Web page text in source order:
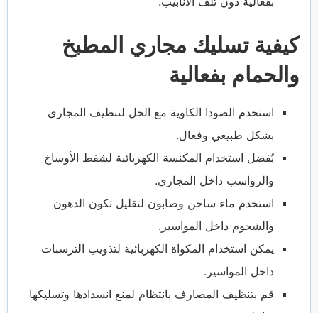
كيفية تسليك مجاري المطبخ
والحمام بفعالية
استخدم الصودا الكاوية مع الخل لتنظيف المجاري
بشكل طبيعي وفعال.
يُفضل استخدام المكنسة الكهربائية لشفط الأوساخ
والرواسب داخل المجاري.
استخدم ماء ساخن وصابون لتقليل تكون الدهون
والشحوم داخل المواسير.
يمكن استخدام المكواة الكهربائية لتذويب الترسبات
داخل المواسير.
قم بتنظيف المصارف بانتظام لمنع انسدادها وتسليكها